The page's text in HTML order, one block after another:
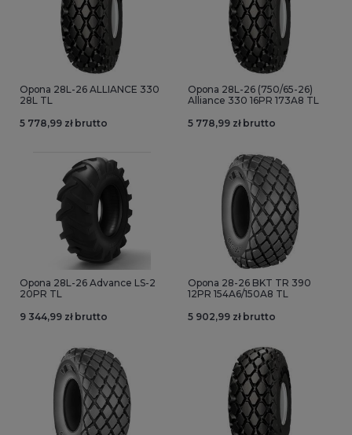
Opona 28L-26 ALLIANCE 330
28L TL
5 778,99 zł brutto
Opona 28L-26 (750/65-26)
Alliance 330 16PR 173A8 TL
5 778,99 zł brutto
Opona 28L-26 Advance LS-2
20PR TL
9 344,99 zł brutto
Opona 28-26 BKT TR 390
12PR 154A6/150A8 TL
5 902,99 zł brutto